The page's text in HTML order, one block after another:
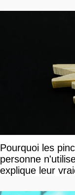
Pourquoi les
personne
explique leur